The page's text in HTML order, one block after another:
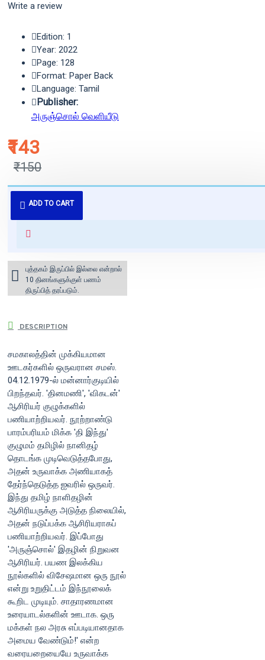
Write a review
₹143
₹150
Edition: 1
Year: 2022
Page: 128
Format: Paper Back
Language: Tamil
Publisher:
அருஞ்சொல் வெளியீடு
ADD TO CART
புத்தகம் 3 - 7 நாட்களில் அனுப்பி
வைக்கப்படும்.
for orders above ₹1000 within
புத்தகம் இருப்பில் இல்லை என்றால்
10 தினங்களுக்குள் பணம்
திருப்பித் தரப்படும்.
DESCRIPTION
சமகாலத்தின் முக்கியமான
ஊடகர்களில் ஒருவரான சமஸ்.
04.12.1979-ல் மன்னார்குடியில்
பிறந்தவர். 'தினமணி', 'விகடன்'
ஆசிரியர் குழுக்களில்
பணியாற்றியவர். நூற்றாண்டு
பாரம்பரியம் மிக்க 'தி இந்து'
குழுமம் தமிழில் நானிதழ்
தொடங்க முடிவெடுத்தபோது,
அதன் உருவாக்க அணியாகத்
தேர்ந்தெடுத்த ஐவரில் ஒருவர்.
இந்து தமிழ் நாளிதழின்
ஆசிரியருக்கு அடுத்த நிலையில்,
அதன் நடுப்பக்க ஆசிரியராகப்
பணியாற்றியவர். இப்போது
'அருஞ்சொல்' இதழின் நிறுவன
ஆசிரியர். பயண இலக்கிய
நூல்களில் விசேஷமான ஒரு நூல்
என்று உறுதிட்டம் இந்நூலைக்
கூறிட முடியும். சாதாரணமான
உரையாடல்களின் ஊடாக. ஒரு
மக்கள் நல அரசு எப்படியானதாக
அமைய வேண்டும்!' என்ற
வரையறையையே உருவாக்க